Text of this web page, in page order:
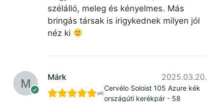
szélálló, meleg és kényelmes. Más
bringás társak is irigykednek milyen jól
néz ki
Márk 2025.03.20.
Cervélo Soloist 105 Azure kék
országúti kerékpár - 58